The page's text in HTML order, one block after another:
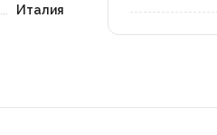
Италия